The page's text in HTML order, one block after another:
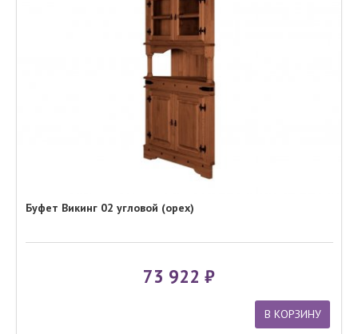
Буфет Викинг 02 угловой (орех)
73 922
В КОРЗИНУ